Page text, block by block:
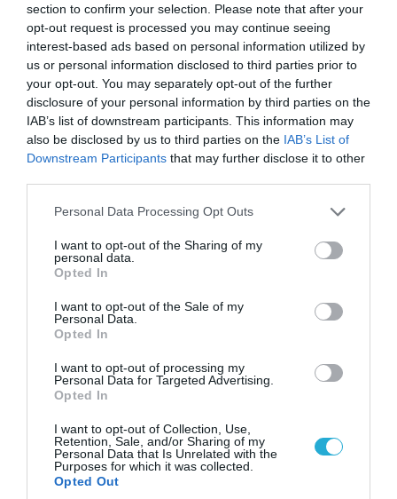
section to confirm your selection. Please note that after your
opt-out request is processed you may continue seeing
interest-based ads based on personal information utilized by
us or personal information disclosed to third parties prior to
your opt-out. You may separately opt-out of the further
disclosure of your personal information by third parties on the
IAB’s list of downstream participants. This information may
also be disclosed by us to third parties on the IAB’s List of
Downstream Participants that may further disclose it to other
Please note that this website/app uses one or more Google
not limited to your visit or usage behaviour. You may click to
grant or deny consent to Google and its third-party tags to
use your data for below specified purposes in below Google
consent section.
Personal Data Processing Opt Outs
I want to opt-out of the Sharing of my
personal data.
Opted In
I want to opt-out of the Sale of my
Personal Data.
Opted In
I want to opt-out of processing my
Personal Data for Targeted Advertising.
Opted In
I want to opt-out of Collection, Use,
Retention, Sale, and/or Sharing of my
Personal Data that Is Unrelated with the
Purposes for which it was collected.
Opted Out
06.08.2026 | 17:02
Ουκρανία: Αποκαλύφθηκε ο αριθμός των
ξένων εθελοντών που πολεμούν για το Κίεβο
ΠΟΛΙΤΙΚΗ
06.08.2026 | 14:02
«Επιχείρηση ελεύθερα πεζοδρόμια» στην
Αθήνα: Απομακρύνθηκαν παράνομα
αντικείμενα από κοινόχρηστους χώρους